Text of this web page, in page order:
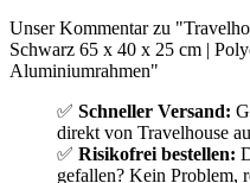
Unser Kommentar zu
Schwarz 65 x 40 x 25 cm |
Aluminiumrahmen"
✅ Schneller Versand:
direkt von Travelhouse
✅ Risikofrei bestellen:
gefallen? Kein Problem,